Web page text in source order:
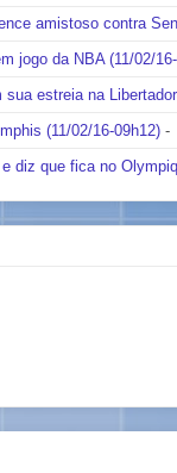
amistoso contra
jogo da NBA (11/02/
estreia na
(11/02/16-09h12) -
diz que fica no